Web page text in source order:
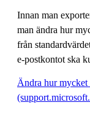
Innan man
man ändra hur
från
e-postkontot ska
Ändra hur mycket